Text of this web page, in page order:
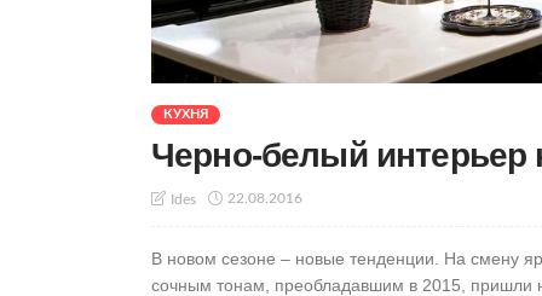
КУХНЯ
Черно-белый интерьер
Ides 22.08.2016
В новом сезоне – новые тенденции. На смену
сочным тонам, преобладавшим в 2015, пришли